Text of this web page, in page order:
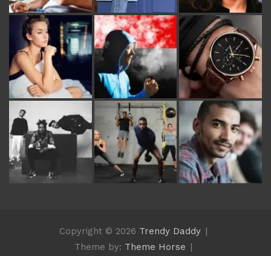
Copyright © 2026 Trendy Daddy
Theme by: Theme Horse